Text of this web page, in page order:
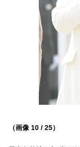
（画像 10 / 25）